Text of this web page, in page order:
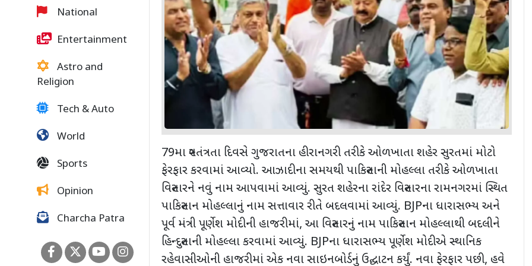
National
Entertainment
Astro and
Religion
Tech & Auto
World
Sports
Opinion
Charcha Patra
79મા સ્વતંત્રતા દિવસે ગુજરાતના હીરાનગરી તરીકે ઓળખાતા શહેર સુરતમાં મોટો
ફેરફાર કરવામાં આવ્યો. આઝાદીના સમયથી પાકિસ્તાની મોહલ્લા તરીકે ઓળખાતા
વિસ્તારને નવું નામ આપવામાં આવ્યું. સુરત શહેરના રાંદેર વિસ્તારના રામનગરમાં સ્થિત
પાકિસ્તાન મોહલ્લાનું નામ સત્તાવાર રીતે બદલવામાં આવ્યું. BJPના ધારાસભ્ય અને
પૂર્વ મંત્રી પૂર્ણેશ મોદીની હાજરીમાં, આ વિસ્તારનું નામ પાકિસ્તાન મોહલ્લાથી બદલીને
હિન્દુસ્તાની મોહલ્લા કરવામાં આવ્યું. BJPના ધારાસભ્ય પૂર્ણેશ મોદીએ સ્થાનિક
રહેવાસીઓની હાજરીમાં એક નવા સાઇનબોર્ડનું ઉદ્ઘાટન કર્યું. નવા ફેરફાર પછી, હવે